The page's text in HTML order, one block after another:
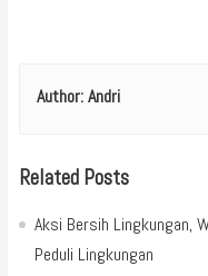
Author:Andri
Related Posts
Aksi Bersih Lingkungan,
Peduli Lingkungan